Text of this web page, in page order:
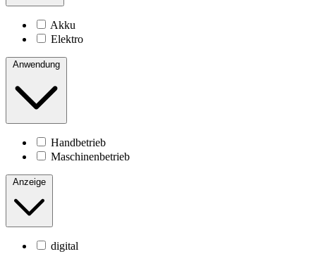
Akku
Elektro
Anwendung
Handbetrieb
Maschinenbetrieb
Anzeige
digital